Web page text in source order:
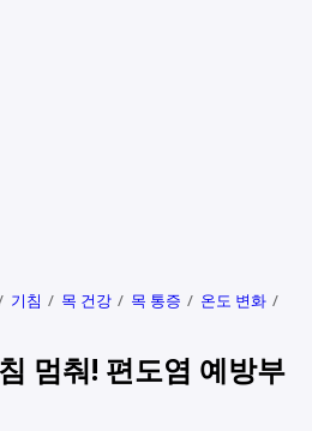
기침 목 건강 목 통증
온도 변화
멈춰! 편도염 예방부